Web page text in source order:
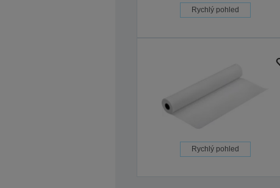
Rychlý pohled
Rychlý pohled